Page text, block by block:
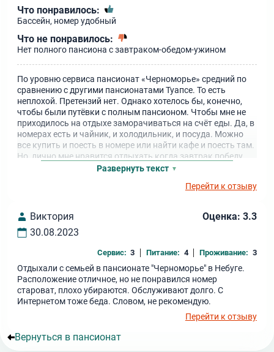
Что понравилось:
Бассейн, номер удобный
Что не понравилось:
Нет полного пансиона с завтраком-обедом-ужином
По уровню сервиса пансионат «Черноморье» средний по
сравнению с другими пансионатами Туапсе. То есть
неплохой. Претензий нет. Однако хотелось бы, конечно,
чтобы были путёвки с полным пансионом. Чтобы мне не
приходилось на отдыхе заморачиваться на счёт еды. Да, в
номерах есть и чайник, и холодильник, и посуда. Можно
все купить и поесть в номере или найти кафе и поесть там.
Но, лично мне нравится отдыхать когда завтрак победу
ужин уже оплачен. В остальном все хорошо. Море рядом,
Развернуть текст
Перейти к отзыву
Виктория
30.08.2023
Оценка: 3.3
Сервис: 3 Питание: 4 Проживание: 3
Отдыхали с семьей в пансионате "Черноморье" в Небуге.
Расположение отличное, но не понравился номер
староват, плохо убираются. Обслуживают долго. С
Интернетом тоже беда. Словом, не рекомендую.
Перейти к отзыву
Вернуться в пансионат